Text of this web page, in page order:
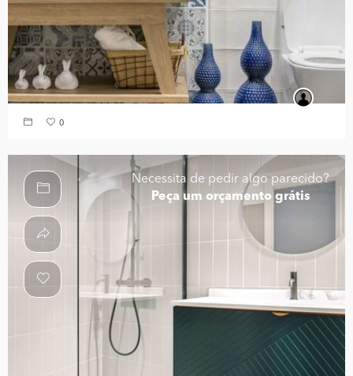
0
Necessita de pedir algo parecido?
Peça um orçamento grátis